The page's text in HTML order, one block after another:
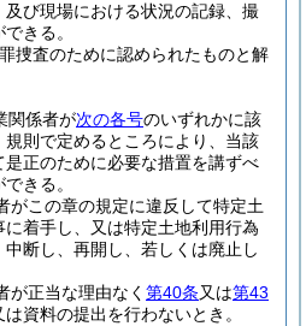
及び現場における状況の記録、撮
きる。
捜査のために認められたものと解
関係者が次の各号のいずれかに該
則で定めるところにより、当該
正のために必要な措置を講ずべ
きる。
がこの章の規定に違反して特定土
着手し、又は特定土地利用行為
断し、再開し、若しくは廃止し
が正当な理由なく 第40条又は第43
資料の提出を行わないとき。